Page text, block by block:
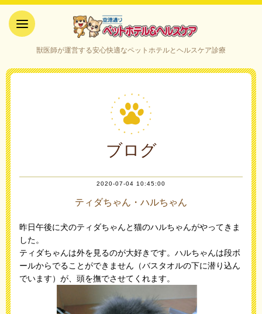
ケア｜山口県宇部市
獣医師が運営する安心快適なペットホテルとヘルスケア診療
ブログ
2020-07-04 10:45:00
ティダちゃん・ハルちゃん
昨日午後に犬のティダちゃんと猫のハルちゃんがやってきま
した。
ティダちゃんは外を見るのが大好きです。ハルちゃんは段ボ
ールからでることができません（バスタオルの下に潜り込ん
でいます）が、頭を撫でさせてくれます。